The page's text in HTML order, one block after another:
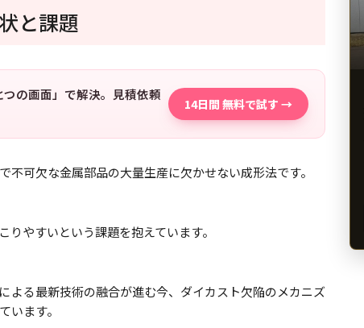
と課題
の画面」で解決。見積依頼
14日間 無料で試す →
可欠な金属部品の大量生産に欠かせない成形法です。
やすいという課題を抱えています。
よる最新技術の融合が進む今、ダイカスト欠陥のメカニズ
います。